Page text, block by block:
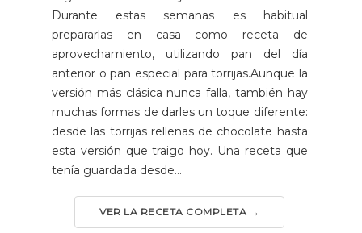
Durante estas semanas es habitual
prepararlas en casa como receta de
aprovechamiento, utilizando pan del día
anterior o pan especial para torrijas.Aunque la
versión más clásica nunca falla, también hay
muchas formas de darles un toque diferente:
desde las torrijas rellenas de chocolate hasta
esta versión que traigo hoy. Una receta que
tenía guardada desde...
VER LA RECETA COMPLETA →